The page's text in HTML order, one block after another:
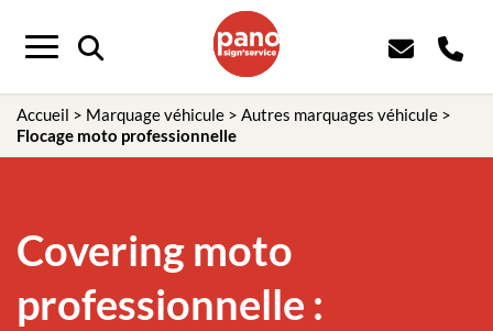
Menu
Accueil > Marquage véhicule > Autres marquages véhicule >
Flocage moto professionnelle
Covering moto
professionnelle :
Panneau de gestion des cookies